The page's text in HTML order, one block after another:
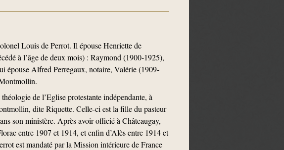
Louis de Perrot. Il épouse Henriette de
à l’âge de deux mois) : Raymond (1900-1925),
épouse Alfred Perregaux, notaire, Valérie (1909-
de l’Eglise protestante indépendante, à
dite Riquette. Celle-ci est la fille du pasteur
son ministère. Après avoir officié à Châteaugay,
entre 1907 et 1914, et enfin d’Alès entre 1914 et
est mandaté par la Mission intérieure de France